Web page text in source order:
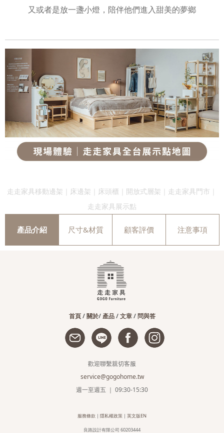
又或者是放一盞小燈，陪伴他們進入甜美的夢鄉
走走家具移動邊架｜床邊架｜床頭櫃｜開放式層架｜走走家具門市｜
走走家具展示點
產品介紹 尺寸&材質 顧客評價 注意事項
首頁/關於/產品/文章/問與答
歡迎聯繫親切客服
service@gogohome.tw
週一至週五 ｜ 09:30-15:30
服務條款 | 隱私權政策 | 英文版EN
良路設計有限公司 60203444